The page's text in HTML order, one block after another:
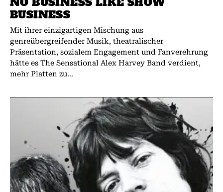
BUSINESS
Mit ihrer einzigartigen Mischung aus
genreübergreifender Musik, theatralischer
Präsentation, sozialem Engagement und Fanverehrung
hätte es The Sensational Alex Harvey Band verdient,
mehr Platten zu...